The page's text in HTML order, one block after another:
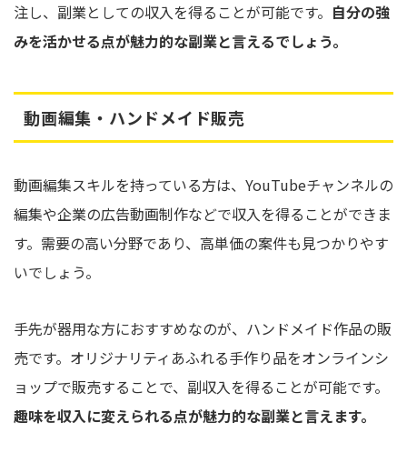
注し、副業としての収入を得ることが可能です。 自分の強
みを活かせる点が魅力的な副業と言えるでしょう。
動画編集・ハンドメイド販売
動画編集スキルを持っている方は、YouTubeチャンネルの
編集や企業の広告動画制作などで収入を得ることができま
す。需要の高い分野であり、高単価の案件も見つかりやす
いでしょう。
手先が器用な方におすすめなのが、ハンドメイド作品の販
売です。オリジナリティあふれる手作り品をオンラインシ
ョップで販売することで、副収入を得ることが可能です。
趣味を収入に変えられる点が魅力的な副業と言えます。